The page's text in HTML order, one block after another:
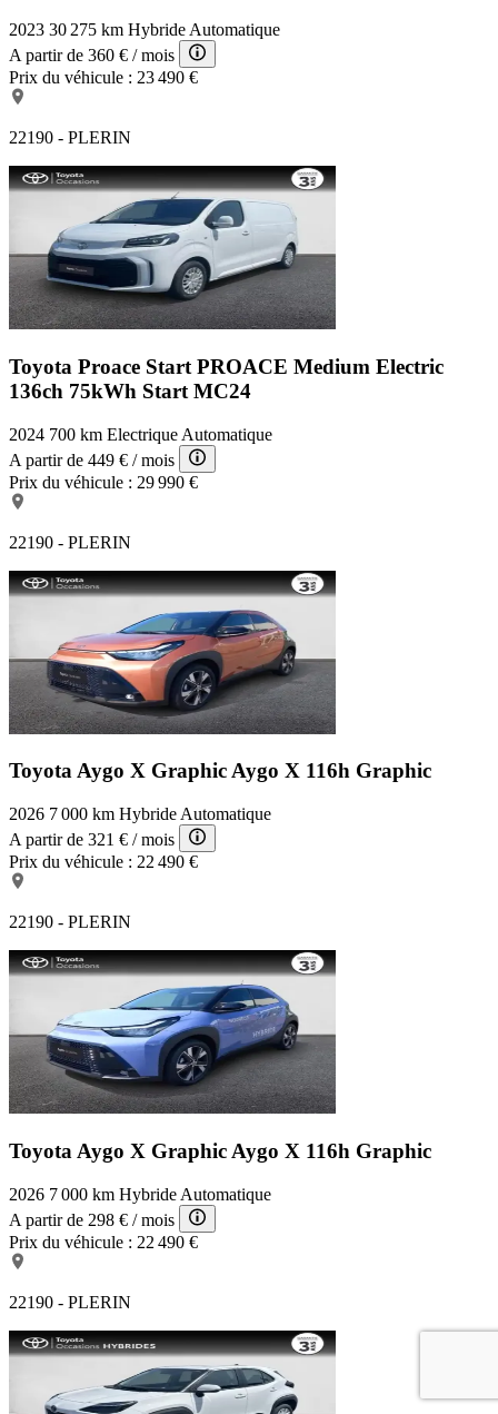
2023 30 275 km Hybride Automatique
A partir de 360 € / mois
Prix du véhicule : 23 490 €
22190 - PLERIN
Toyota Proace Start PROACE Medium Electric
136ch 75kWh Start MC24
2024 700 km Electrique Automatique
A partir de 449 € / mois
Prix du véhicule : 29 990 €
22190 - PLERIN
Toyota Aygo X GraphicAygo X 116h Graphic
2026 7 000 km Hybride Automatique
A partir de 321 € / mois
Prix du véhicule : 22 490 €
22190 - PLERIN
Toyota Aygo X Graphic Aygo X 116h Graphic
2026 7 000 km Hybride Automatique
A partir de 298 € / mois
Prix du véhicule : 22 490 €
22190 - PLERIN